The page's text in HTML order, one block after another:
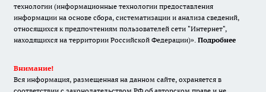
технологии (информационные технологии предоставления
информации на основе сбора, систематизации и анализа сведений,
относящихся к предпочтениям пользователей сети "Интернет",
находящихся на территории Российской Федерации)». Подробнее
Внимание!
Вся информация, размещенная на данном сайте, охраняется в